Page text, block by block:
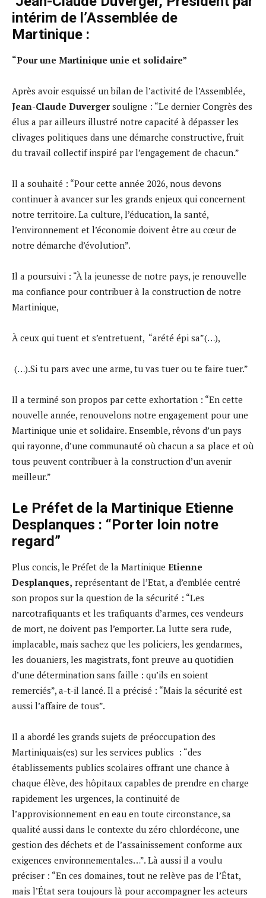
intérim de l’Assemblée de
Martinique :
“Pour une Martinique unie et solidaire”
Après avoir esquissé un bilan de l’activité de l’Assemblée,
Jean-Claude Duvergersouligne : “Le dernier Congrès des
élus a par ailleurs illustré notre capacité à dépasser les
clivages politiques dans une démarche constructive, fruit
du travail collectif inspiré par l’engagement de chacun.”
Il a souhaité : “Pour cette année 2026, nous devons
continuer à avancer sur les grands enjeux qui concernent
notre territoire. La culture, l’éducation, la santé,
l’environnement et l’économie doivent être au cœur de
notre démarche d’évolution”.
Il a poursuivi : “À la jeunesse de notre pays, je renouvelle
ma confiance pour contribuer à la construction de notre
Martinique,
À ceux qui tuent et s’entretuent, “arété épi sa”(…),
(…).Si tu pars avec une arme, tu vas tuer ou te faire tuer.”
Il a terminé son propos par cette exhortation : “En cette
nouvelle année, renouvelons notre engagement pour une
Martinique unie et solidaire. Ensemble, rêvons d’un pays
qui rayonne, d’une communauté où chacun a sa place et où
tous peuvent contribuer à la construction d’un avenir
meilleur.”
Le Préfet de la Martinique Etienne
Desplanques : “Porter loin notre
regard”
Plus concis, le Préfet de la Martinique Etienne
Desplanques, représentant de l’Etat, a d’emblée centré
son propos sur la question de la sécurité : “Les
narcotrafiquants et les trafiquants d’armes, ces vendeurs
de mort, ne doivent pas l’emporter. La lutte sera rude,
implacable, mais sachez que les policiers, les gendarmes,
les douaniers, les magistrats, font preuve au quotidien
d’une détermination sans faille : qu’ils en soient
remerciés”, a-t-il lancé. Il a précisé : “Mais la sécurité est
aussi l’affaire de tous”.
Il a abordé les grands sujets de préoccupation des
Martiniquais(es) sur les services publics : “des
établissements publics scolaires offrant une chance à
chaque élève, des hôpitaux capables de prendre en charge
rapidement les urgences, la continuité de
l’approvisionnement en eau en toute circonstance, sa
qualité aussi dans le contexte du zéro chlordécone, une
gestion des déchets et de l’assainissement conforme aux
exigences environnementales…”. Là aussi il a voulu
préciser : “En ces domaines, tout ne relève pas de l’État,
mais l’État sera toujours là pour accompagner les acteurs